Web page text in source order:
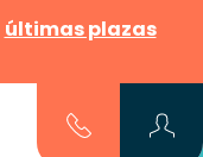
últimas plazas